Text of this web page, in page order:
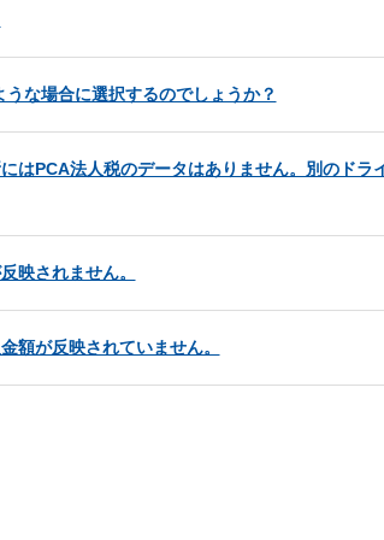
な場合に選択するのでしょうか？
はPCA法人税のデータはありません。別のドラ
映されません。
額が反映されていません。